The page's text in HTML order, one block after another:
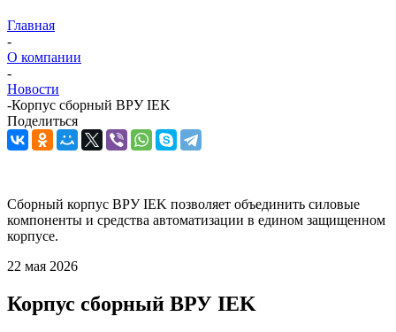
Главная
-
О компании
-
Новости
-Корпус сборный ВРУ IEK
Поделиться
Сборный корпус ВРУ IEK позволяет объединить силовые
компоненты и средства автоматизации в едином защищенном
корпусе.
22 мая 2026
Корпус сборный ВРУ IEK